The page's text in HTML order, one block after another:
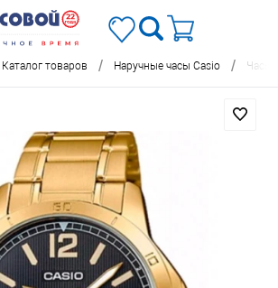
Каталог товаров / Наручные часы Casio / Часы